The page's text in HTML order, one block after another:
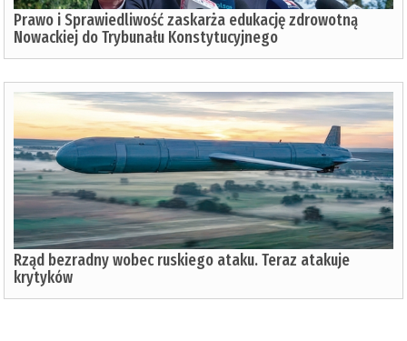
Prawo i Sprawiedliwość zaskarża edukację zdrowotną
Nowackiej do Trybunału Konstytucyjnego
Rząd bezradny wobec ruskiego ataku. Teraz atakuje
krytyków